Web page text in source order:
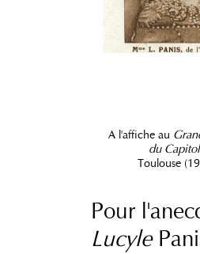
A l'affiche au
du
Toulouse
Pour
Lucyle